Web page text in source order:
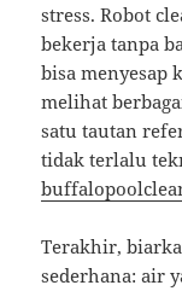
stress. Robot
bekerja tanpa
bisa menyesap
melihat
satu tautan
tidak terlalu
Terakhir,
sederhana: air